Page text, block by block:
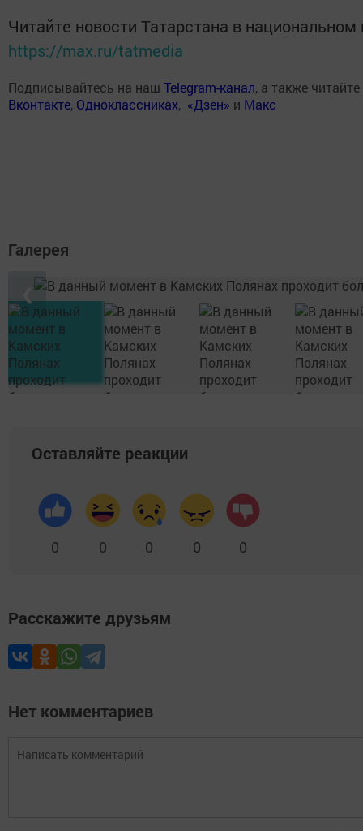
Читайте новости Татарстана в
https://max.ru/tatmedia
Подписывайтесь на наш Telegram-канал, а также
Вконтакте, Одноклассниках, «Дзен» и Макс
Галерея
Оставляйте реакции
0 0 0 0 0
Расскажите друзьям
Нет комментариев